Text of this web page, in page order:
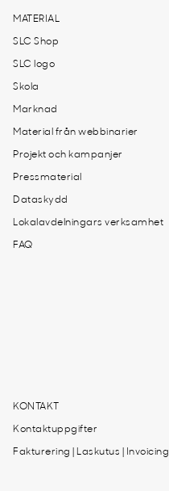
MATERIAL
SLC Shop
SLC logo
Skola
Marknad
Material från webbinarier
Projekt och kampanjer
Pressmaterial
Dataskydd
Lokalavdelningars verksamhet
FAQ
KONTAKT
Kontaktuppgifter
Fakturering | Laskutus | Invoicing